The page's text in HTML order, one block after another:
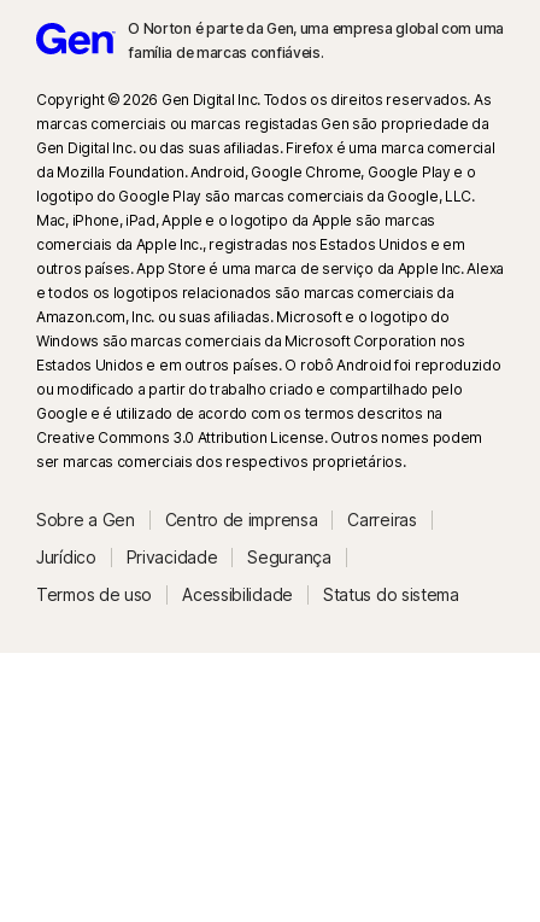
O Norton é parte da Gen, uma empresa global com uma
família de marcas confiáveis.
Copyright © 2026 Gen Digital Inc. Todos os direitos reservados. As
marcas comerciais ou marcas registadas Gen são propriedade da
Gen Digital Inc. ou das suas afiliadas. Firefox é uma marca comercial
da Mozilla Foundation. Android, Google Chrome, Google Play e o
logotipo do Google Play são marcas comerciais da Google, LLC.
Mac, iPhone, iPad, Apple e o logotipo da Apple são marcas
comerciais da Apple Inc., registradas nos Estados Unidos e em
outros países. App Store é uma marca de serviço da Apple Inc. Alexa
e todos os logotipos relacionados são marcas comerciais da
Amazon.com, Inc. ou suas afiliadas. Microsoft e o logotipo do
Windows são marcas comerciais da Microsoft Corporation nos
Estados Unidos e em outros países. O robô Android foi reproduzido
ou modificado a partir do trabalho criado e compartilhado pelo
Google e é utilizado de acordo com os termos descritos na
Creative Commons 3.0 Attribution License. Outros nomes podem
ser marcas comerciais dos respectivos proprietários.
Sobre a Gen Centro de imprensa
Carreiras
Jurídico
Privacidade
Segurança
Termos de uso
Acessibilidade Status do sistema